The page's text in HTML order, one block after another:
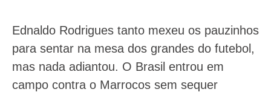
Ednaldo Rodrigues tanto mexeu os pauzinhos
para sentar na mesa dos grandes do futebol,
mas nada adiantou. O Brasil entrou em
campo contra o Marrocos sem sequer